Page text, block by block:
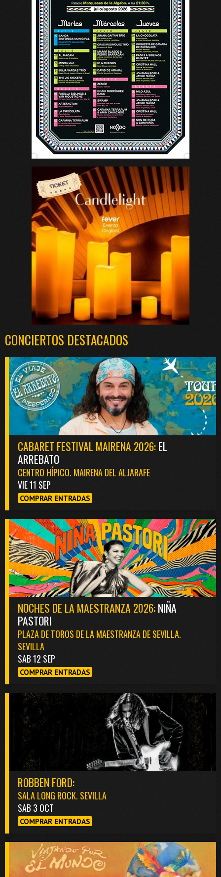
CONCIERTOS DESTACADOS
CABARET FESTIVAL MAIRENA 2026:EL
ARREBATO
CENTRO HÍPICO. MAIRENA DEL ALJARAFE
VIE 11 SEP
COMPRAR ENTRADAS
NOCHES DE LA MAESTRANZA 2026:NIÑA
PASTORI
PLAZA DE TOROS DE LA MAESTRANZA DE SEVILLA.
SEVILLA
SAB 12 SEP
COMPRAR ENTRADAS
ROBBEN FORD:
SALA LONG ROCK. SEVILLA
SAB 3 OCT
COMPRAR ENTRADAS